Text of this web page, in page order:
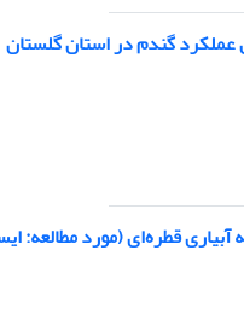
قطره‌ای (مورد مطالعه: